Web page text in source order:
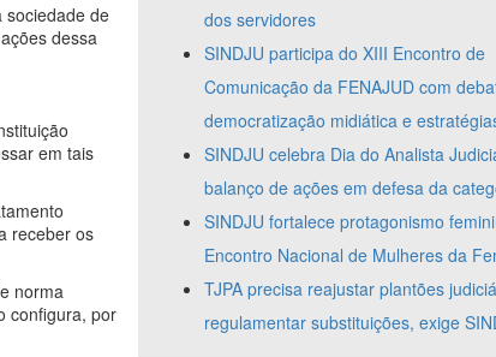
sociedade de
dessa
em tais
receber os
norma
configura, por
dos servidores
SINDJU participa do XIII Encontro de
Comunicação da FENAJUD com
democratização midiática e
SINDJU celebra Dia do Analista
balanço de ações em defesa da
SINDJU fortalece protagonismo
Encontro Nacional de Mulheres da
TJPA precisa reajustar plantões
regulamentar substituições, exige